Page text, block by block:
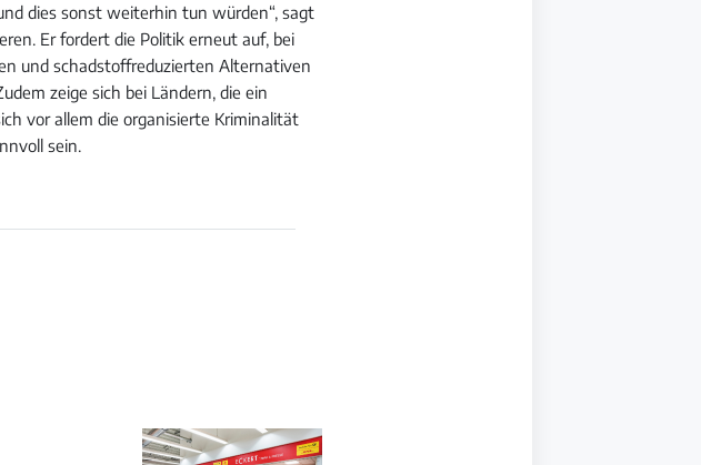
dies sonst weiterhin tun würden“, sagt
Er fordert die Politik erneut auf, bei
und schadstoffreduzierten Alternativen
zeige sich bei Ländern, die ein
vor allem die organisierte Kriminalität
sein.